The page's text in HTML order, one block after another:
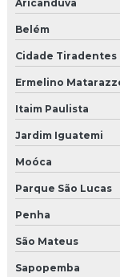
Fornecedor
Fusão de fibra
Fusão de fibra
Fusão de fibra
Fusão de fibra
Fusão de fibra
Aricanduva
Belém
Cidade Tiradentes
Ermelino
Itaim Paulista
Jardim Iguatemi
Moóca
Parque São Lucas
Penha
São Mateus
Sapopemba